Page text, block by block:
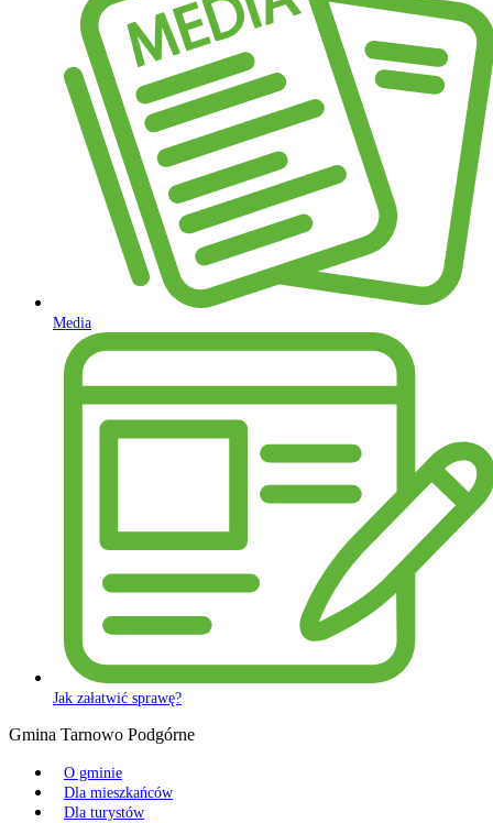
Media
Jak załatwić sprawę?
Gmina Tarnowo Podgórne
O gminie
Dla mieszkańców
Dla turystów